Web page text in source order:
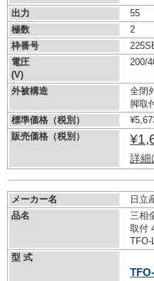
出力
55
極数
2
枠番号
電圧
(V)
200/
外被構造
全閉
脚取
標準価格（税別）
販売価格（税別）
詳細
メーカー名
日立
品名
三相
取付
TFO-
型 式